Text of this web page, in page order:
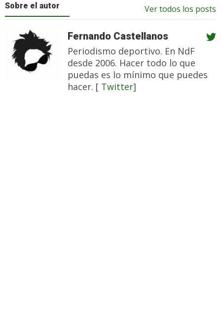
Sobre el autor Ver todos los posts
Fernando Castellanos
Periodismo deportivo. En NdF
desde 2006. Hacer todo lo que
puedas es lo mínimo que puedes
hacer. [ Twitter]